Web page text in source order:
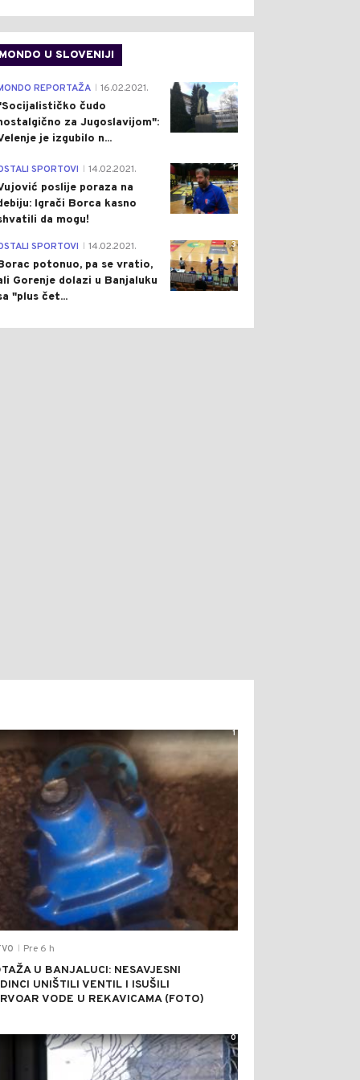
| Pre 6 h
ZA ZELENSKOG:
TEME
U BEOGRADU
VJETAR PONOVO
RAZBUKTAO VATRU PA JE
VATROGASCI SAVLADALI:
POŽAR IZNAD SELA LUKA
MONDO U SLOVENIJI
4
REPORTAŽA 16.02.2021.
čudo
za Jugoslavijom":
je izgubilo n...
1
SPORTOVI 14.02.2021.
poslije poraza na
Igrači Borca kasno
da mogu!
3
SPORTOVI 14.02.2021.
potonuo, pa se vratio,
Gorenje dolazi u Banjaluku
"plus čet...
Pre 6 h
U BANJALUCI: NESAVJESNI
UNIŠTILI VENTIL I ISUŠILI
VODE U REKAVICAMA (FOTO)
1
0